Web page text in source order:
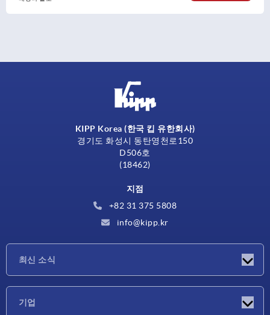
KIPP Korea (한국 킵 유한회사)
경기도 화성시 동탄영천로150
D506호
(18462)
지점
+82 31 375 5808
info@kipp.kr
최신 소식
기업